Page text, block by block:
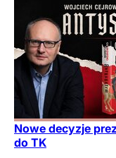
Nowe decyzje
do TK